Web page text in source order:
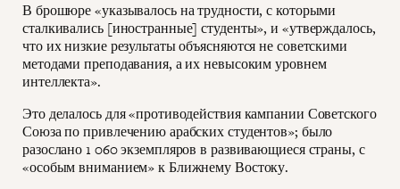
В брошюре «указывалось на трудности, с которыми
сталкивались [иностранные] студенты», и «утверждалось,
что их низкие результаты объясняются не советскими
методами преподавания, а их невысоким уровнем
интеллекта».
Это делалось для «противодействия кампании Советского
Союза по привлечению арабских студентов»; было
разослано 1 060 экземпляров в развивающиеся страны, с
«особым вниманием» к Ближнему Востоку.